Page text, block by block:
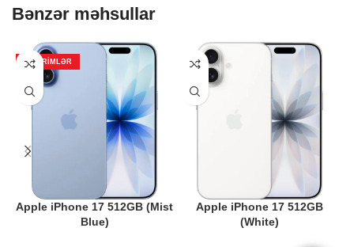
Bənzər məhsullar
ENDIRIMLƏR
Apple iPhone 17 512GB (Mist
Blue)
Apple iPhone 17 512GB
(White)